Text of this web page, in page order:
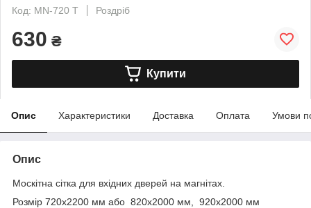
Код: MN-720 T
Роздріб
630 ₴
Купити
Опис Характеристики Доставка Оплата Умови
Опис
Москітна сітка для вхідних дверей на магнітах.
Розмір 720х2200 мм або 820х2000 мм, 920х2000 мм